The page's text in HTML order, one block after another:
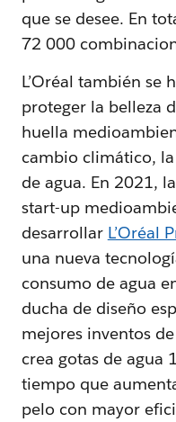
que se desee. En
72 000
L’Oréal también se
proteger la belleza
huella
cambio climático,
de agua. En 2021,
start-up
desarrollar L’Oréal
una nueva
consumo de agua
ducha de diseño
mejores inventos
crea gotas de agua
tiempo que
pelo con mayor